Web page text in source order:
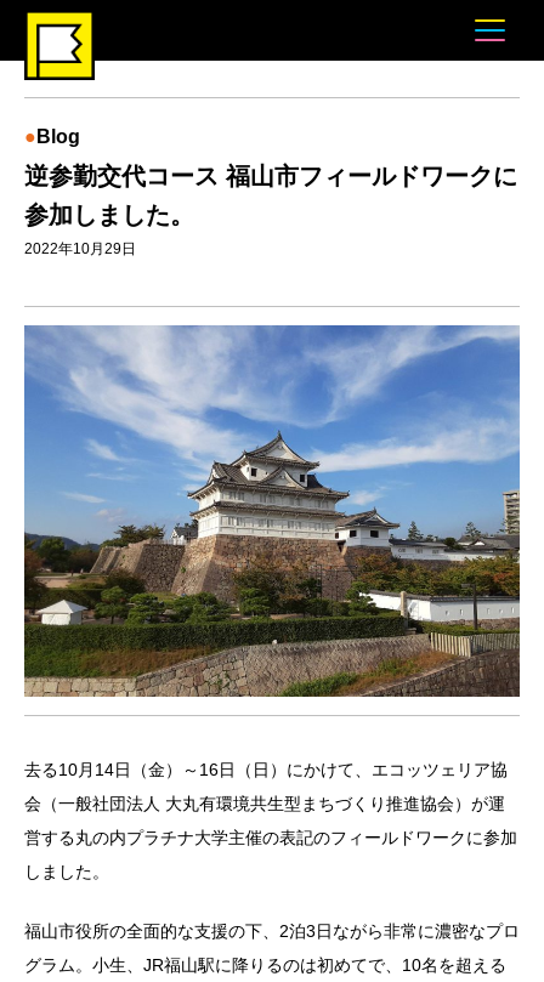
Blog
逆参勤交代コース 福山市フィールドワークに
参加しました。
2022年10月29日
去る10月14日（金）～16日（日）にかけて、エコッツェリア協
会（一般社団法人 大丸有環境共生型まちづくり推進協会）が運
営する丸の内プラチナ大学主催の表記のフィールドワークに参加
しました。
福山市役所の全面的な支援の下、2泊3日ながら非常に濃密なプロ
グラム。小生、JR福山駅に降りるのは初めてで、10名を超える